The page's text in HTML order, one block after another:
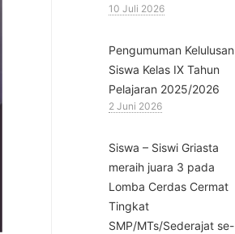
10 Juli 2026
Pengumuman Kelulusan
Siswa Kelas IX Tahun
Pelajaran 2025/2026
2 Juni 2026
Siswa – Siswi Griasta
meraih juara 3 pada
Lomba Cerdas Cermat
Tingkat
SMP/MTs/Sederajat se-